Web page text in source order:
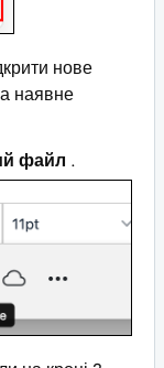
нове
наявне
файл